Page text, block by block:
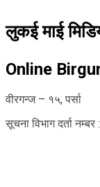
लुकई माई
Online
वीरगन्ज – १५, पर्सा
सूचना विभाग दर्ता